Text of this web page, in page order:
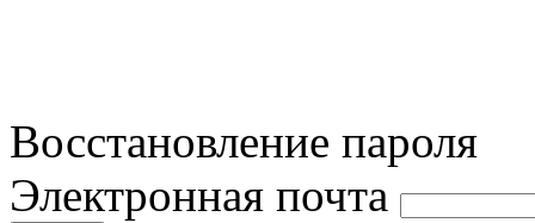
Восстановление пароля
Электронная почта